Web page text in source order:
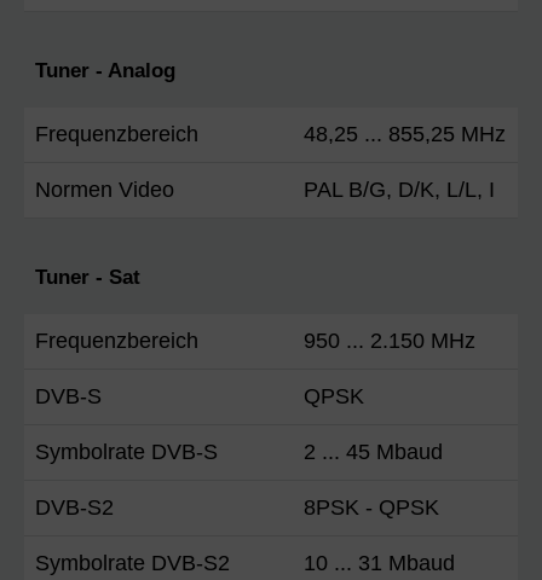
Tuner - Analog
Frequenzbereich 48,25 ... 855,25 MHz
Normen Video PAL B/G, D/K, L/L, I
Tuner - Sat
Frequenzbereich 950 ... 2.150 MHz
DVB-S QPSK
Symbolrate DVB-S 2 ... 45 Mbaud
DVB-S2 8PSK - QPSK
Symbolrate DVB-S2 10 ... 31 Mbaud